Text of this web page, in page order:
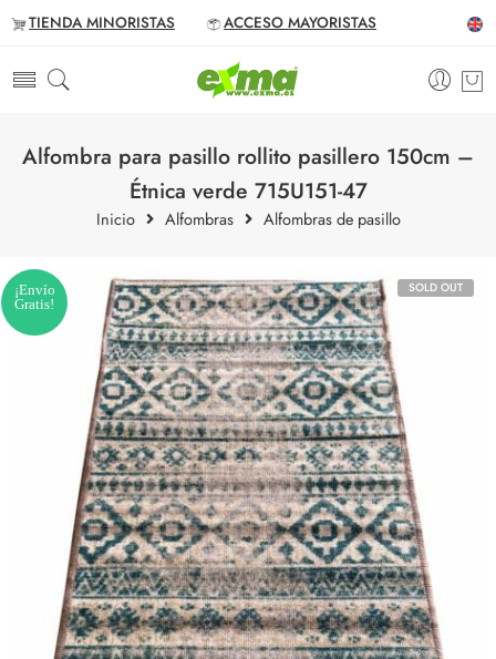
TIENDA MINORISTAS ACCESO MAYORISTAS
Alfombra para pasillo rollito pasillero 150cm –
Étnica verde 715U151-47
Inicio Alfombras Alfombras de pasillo
SOLD OUT
¡Envío
Gratis!